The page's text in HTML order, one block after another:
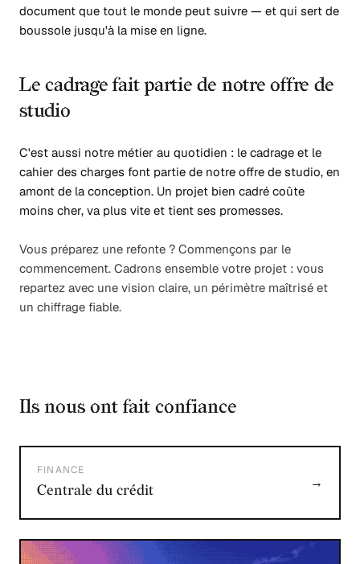
document que tout le monde peut suivre — et qui sert de
boussole jusqu'à la mise en ligne.
Le cadrage fait partie de notre offre de
studio
C'est aussi notre métier au quotidien : le cadrage et le
cahier des charges font partie de notre offre de studio, en
amont de la conception. Un projet bien cadré coûte
moins cher, va plus vite et tient ses promesses.
Vous préparez une refonte ? Commençons par le
commencement. Cadrons ensemble votre projet : vous
repartez avec une vision claire, un périmètre maîtrisé et
un chiffrage fiable.
Ils nous ont fait confiance